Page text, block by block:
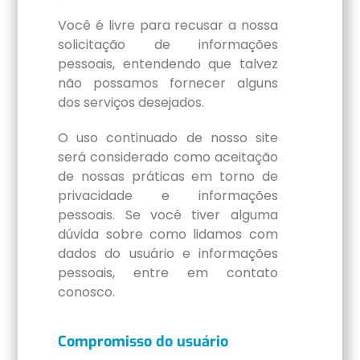
Você é livre para recusar a nossa
solicitação de informações
pessoais, entendendo que talvez
não possamos fornecer alguns
dos serviços desejados.
O uso continuado de nosso site
será considerado como aceitação
de nossas práticas em torno de
privacidade e informações
pessoais. Se você tiver alguma
dúvida sobre como lidamos com
dados do usuário e informações
pessoais, entre em contato
conosco.
Compromisso do usuário